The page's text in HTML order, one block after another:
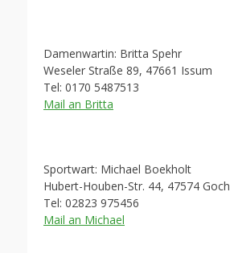
Damenwartin: Britta Spehr
Weseler Straße 89, 47661 Issum
Tel: 0170 5487513
Mail an Britta
Sportwart: Michael Boekholt
Hubert-Houben-Str. 44, 47574 Goch
Tel: 02823 975456
Mail an Michael